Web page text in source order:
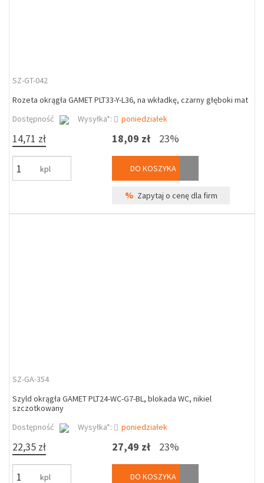
SZ-GT-042
Rozeta okrągła GAMET PLT33-Y-L36, na wkładkę, czarny głęboki mat
Dostępność
Wysyłka*: poniedziałek
14,71 zł
kpl
18,09 zł 23%
DO KOSZYKA
% Zapytaj o cenę dla firm
SZ-GA-354
Szyld okrągła GAMET PLT24-WC-G7-BL, blokada WC, nikiel
szczotkowany
Dostępność
Wysyłka*: poniedziałek
22,35 zł
kpl
27,49 zł 23%
DO KOSZYKA